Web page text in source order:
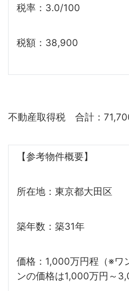
税率：3.0/100
税額：38,900
不動産取得税 合計：
【参考物件概要】
所在地：東京都大田区
築年数：築31年
価格：1,000万円程（※ワ
ンの価格は1,000万円～